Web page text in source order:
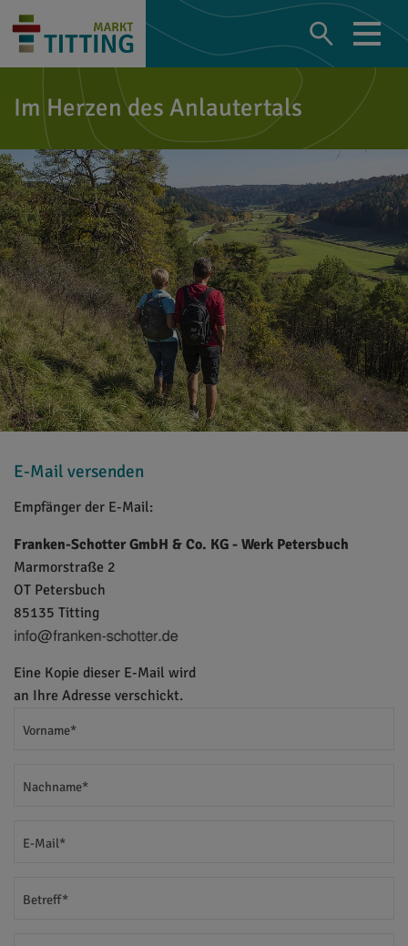
Im Herzen des Anlautertals
E-Mail versenden
Empfänger der E-Mail:
Franken-Schotter GmbH & Co. KG - Werk Petersbuch
Marmorstraße 2
OT Petersbuch
85135 Titting
Eine Kopie dieser E-Mail wird
an Ihre Adresse verschickt.
Vorname*
Nachname*
E-Mail*
Betreff*